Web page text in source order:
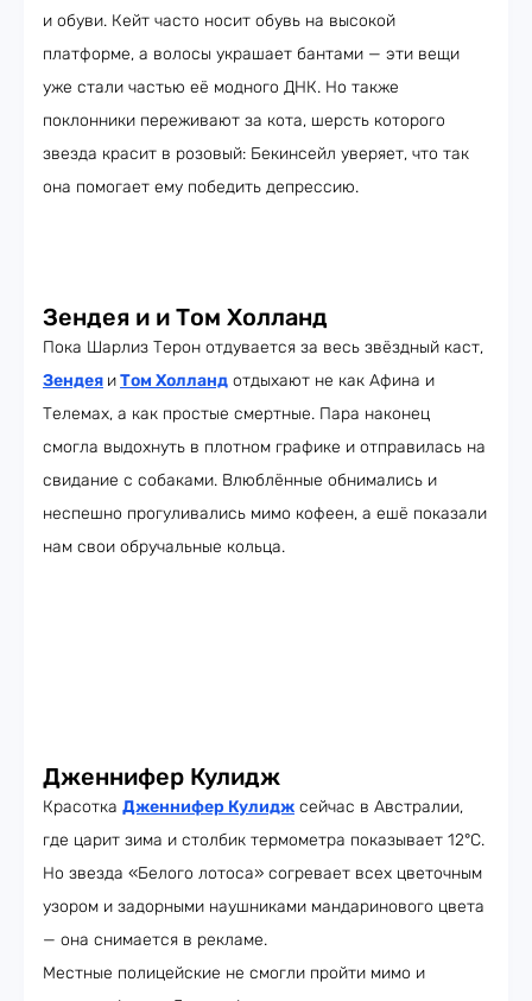
и обуви. Кейт часто носит обувь на высокой
платформе, а волосы украшает бантами — эти вещи
уже стали частью её модного ДНК. Но также
поклонники переживают за кота, шерсть которого
звезда красит в розовый: Бекинсейл уверяет, что так
она помогает ему победить депрессию.
Зендея и и Том Холланд
Пока Шарлиз Терон отдувается за весь звёздный каст,
Зендея иТом Холланд отдыхают не как Афина и
Телемах, а как простые смертные. Пара наконец
смогла выдохнуть в плотном графике и отправилась на
свидание с собаками. Влюблённые обнимались и
неспешно прогуливались мимо кофеен, а ешё показали
нам свои обручальные кольца.
Дженнифер Кулидж
Красотка Дженнифер Кулидж сейчас в Австралии,
где царит зима и столбик термометра показывает 12°C.
Но звезда «Белого лотоса» согревает всех цветочным
узором и задорными наушниками мандаринового цвета
— она снимается в рекламе.
Местные полицейские не смогли пройти мимо и